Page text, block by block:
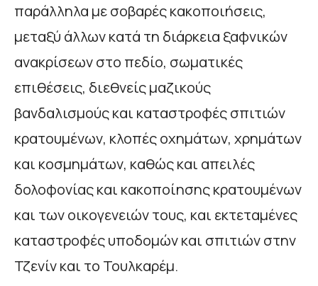
παράλληλα με σοβαρές κακοποιήσεις,
μεταξύ άλλων κατά τη διάρκεια ξαφνικών
ανακρίσεων στο πεδίο, σωματικές
επιθέσεις, διεθνείς μαζικούς
βανδαλισμούς και καταστροφές σπιτιών
κρατουμένων, κλοπές οχημάτων, χρημάτων
και κοσμημάτων, καθώς και απειλές
δολοφονίας και κακοποίησης κρατουμένων
και των οικογενειών τους, και εκτεταμένες
καταστροφές υποδομών και σπιτιών στην
Τζενίν και το Τουλκαρέμ.